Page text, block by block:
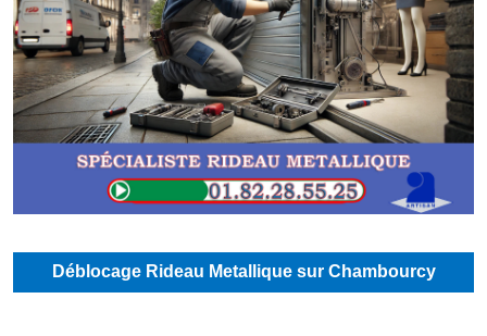
Déblocage Rideau Metallique sur Chambourcy